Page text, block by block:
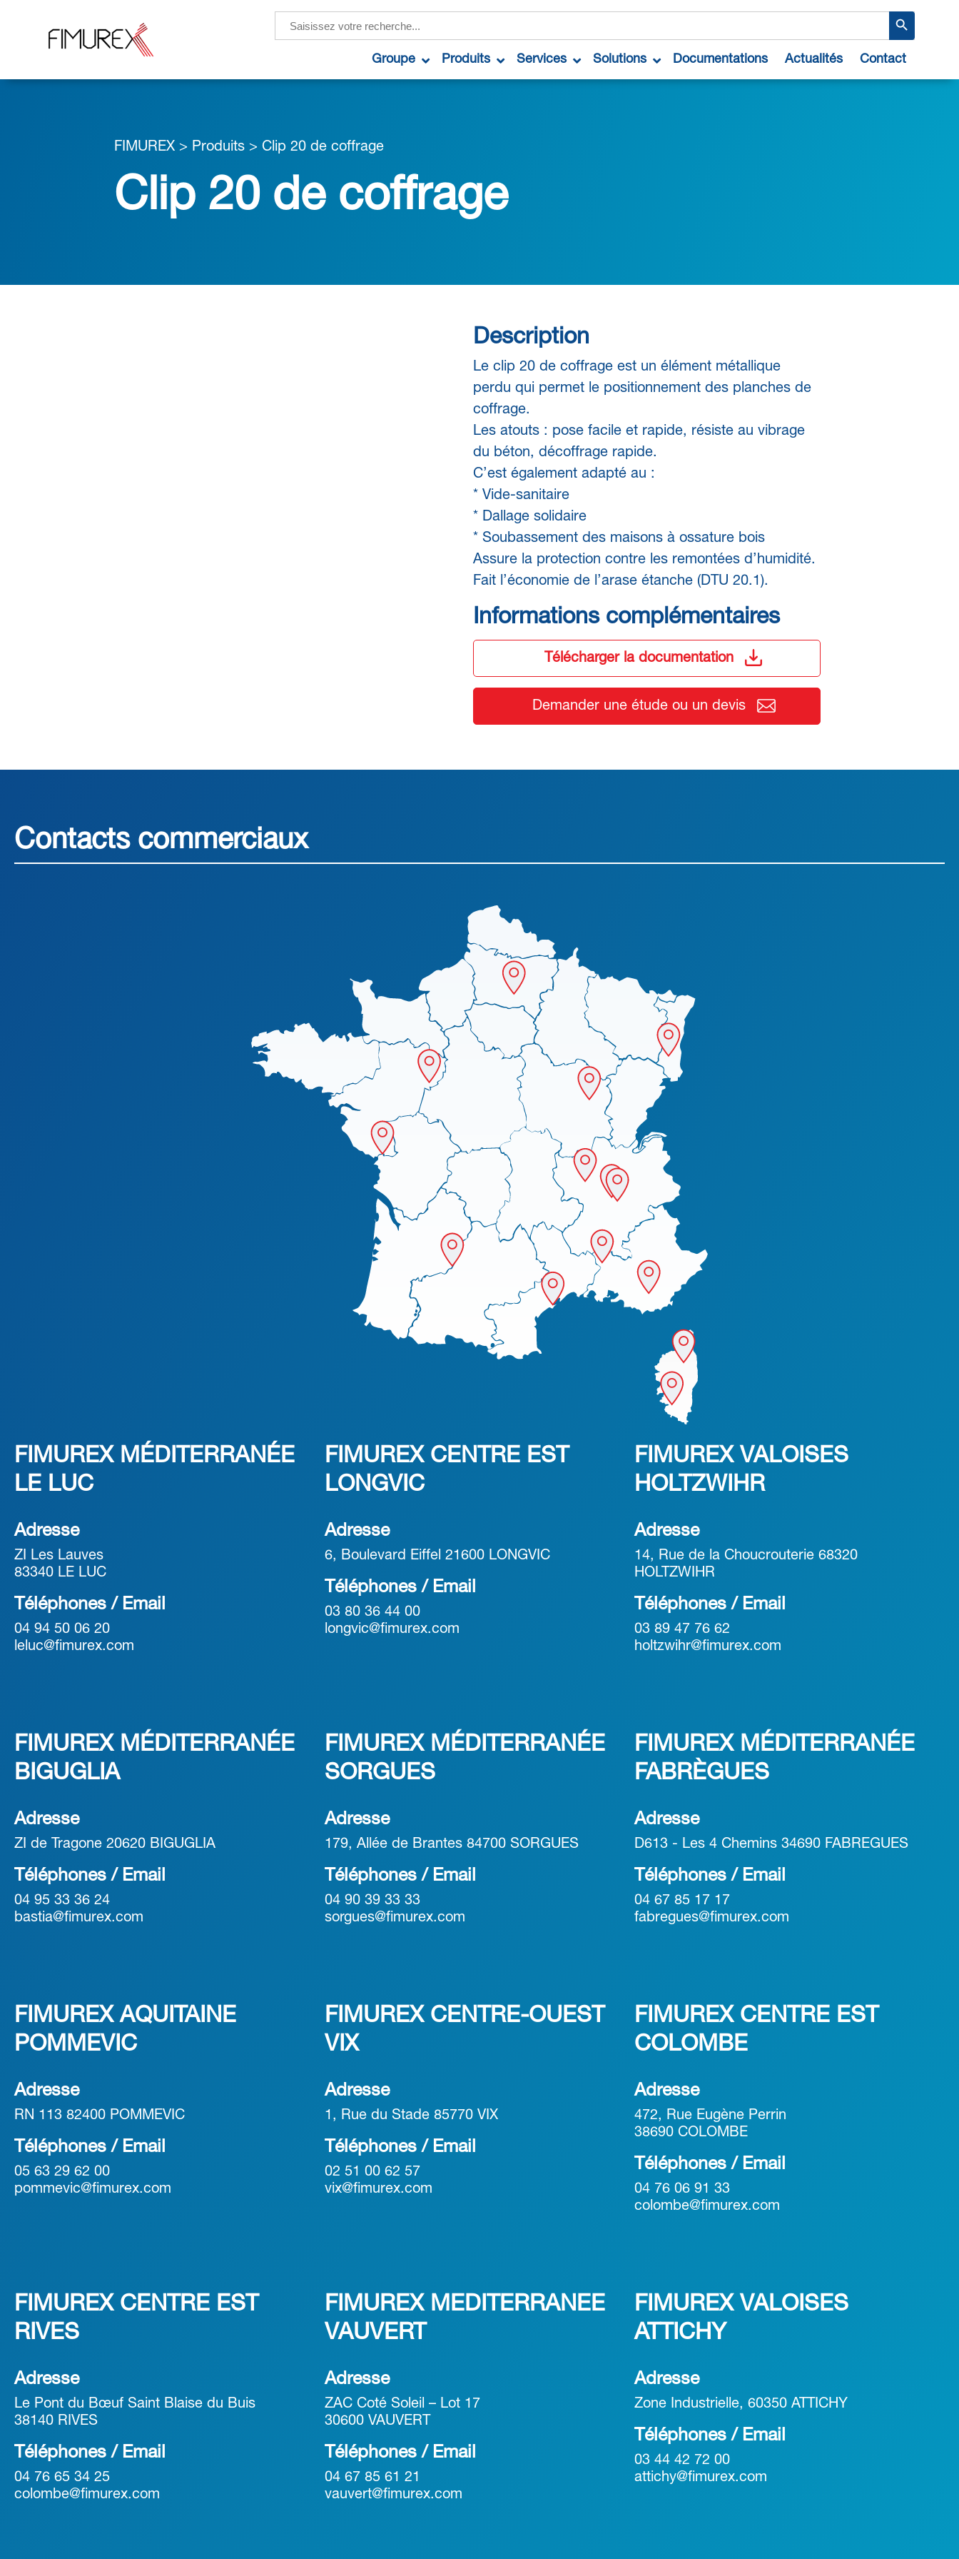
for:
Search Button
Groupe Produits Services Solutions Documentations Actualités Contact
FIMUREX > Produits > Clip 20 de coffrage
Clip 20 de coffrage
Description
Le clip 20 de coffrage est un élément métallique
perdu qui permet le positionnement des planches de
coffrage.
Les atouts : pose facile et rapide, résiste au vibrage
du béton, décoffrage rapide.
C’est également adapté au :
* Vide-sanitaire
* Dallage solidaire
* Soubassement des maisons à ossature bois
Assure la protection contre les remontées d’humidité.
Fait l’économie de l’arase étanche (DTU 20.1).
Informations complémentaires
Télécharger la documentation
Demander une étude ou un devis
Contacts commerciaux
FIMUREX MÉDITERRANÉE
LE LUC
Adresse
ZI Les Lauves
83340 LE LUC
Téléphones / Email
04 94 50 06 20
leluc@fimurex.com
FIMUREX CENTRE EST
LONGVIC
Adresse
6, Boulevard Eiffel 21600 LONGVIC
Téléphones / Email
03 80 36 44 00
longvic@fimurex.com
FIMUREX VALOISES
HOLTZWIHR
Adresse
14, Rue de la Choucrouterie 68320
HOLTZWIHR
Téléphones / Email
03 89 47 76 62
holtzwihr@fimurex.com
FIMUREX MÉDITERRANÉE
BIGUGLIA
Adresse
ZI de Tragone 20620 BIGUGLIA
Téléphones / Email
04 95 33 36 24
bastia@fimurex.com
FIMUREX MÉDITERRANÉE
SORGUES
Adresse
179, Allée de Brantes 84700 SORGUES
Téléphones / Email
04 90 39 33 33
sorgues@fimurex.com
FIMUREX MÉDITERRANÉE
FABRÈGUES
Adresse
D613 - Les 4 Chemins 34690 FABREGUES
Téléphones / Email
04 67 85 17 17
fabregues@fimurex.com
FIMUREX AQUITAINE
POMMEVIC
Adresse
RN 113 82400 POMMEVIC
Téléphones / Email
05 63 29 62 00
pommevic@fimurex.com
FIMUREX CENTRE-OUEST
VIX
Adresse
1, Rue du Stade 85770 VIX
Téléphones / Email
02 51 00 62 57
vix@fimurex.com
FIMUREX CENTRE EST
COLOMBE
Adresse
472, Rue Eugène Perrin
38690 COLOMBE
Téléphones / Email
04 76 06 91 33
colombe@fimurex.com
FIMUREX CENTRE EST
RIVES
Adresse
Le Pont du Bœuf Saint Blaise du Buis
38140 RIVES
Téléphones / Email
04 76 65 34 25
colombe@fimurex.com
FIMUREX MEDITERRANEE
VAUVERT
Adresse
ZAC Coté Soleil – Lot 17
30600 VAUVERT
Téléphones / Email
04 67 85 61 21
vauvert@fimurex.com
FIMUREX VALOISES
ATTICHY
Adresse
Zone Industrielle, 60350 ATTICHY
Téléphones / Email
03 44 42 72 00
attichy@fimurex.com